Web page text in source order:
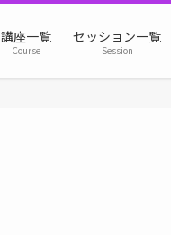
講座一覧
Course
セッション一覧
Session